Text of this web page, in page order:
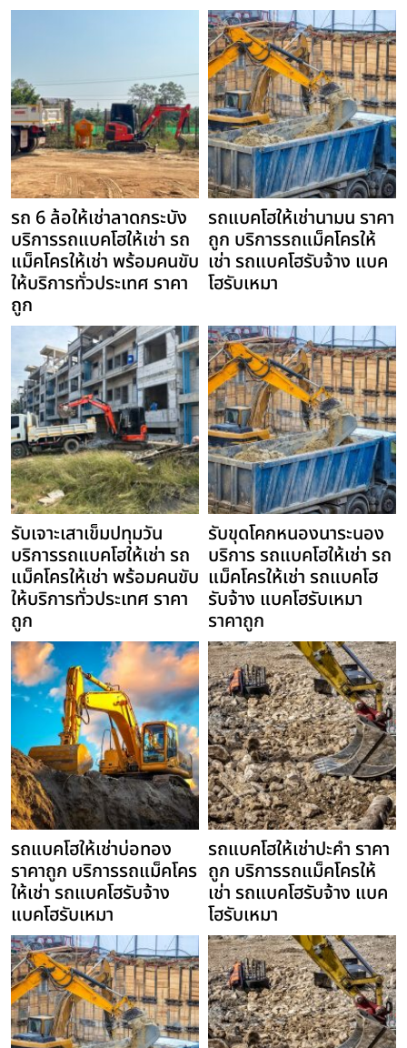
รถ 6 ล้อให้เช่าลาดกระบัง
บริการรถแบคโฮให้เช่า รถ
แม็คโครให้เช่า พร้อมคนขับ
ให้บริการทั่วประเทศ ราคา
ถูก
รถแบคโฮให้เช่านามน ราคา
ถูก บริการรถแม็คโครให้
เช่า รถแบคโฮรับจ้าง แบค
โฮรับเหมา
รับเจาะเสาเข็มปทุมวัน
บริการรถแบคโฮให้เช่า รถ
แม็คโครให้เช่า พร้อมคนขับ
ให้บริการทั่วประเทศ ราคา
ถูก
รับขุดโคกหนองนาระนอง
บริการ รถแบคโฮให้เช่า รถ
แม็คโครให้เช่า รถแบคโฮ
รับจ้าง แบคโฮรับเหมา
ราคาถูก
รถแบคโฮให้เช่าบ่อทอง
ราคาถูก บริการรถแม็คโคร
ให้เช่า รถแบคโฮรับจ้าง
แบคโฮรับเหมา
รถแบคโฮให้เช่าปะคำ ราคา
ถูก บริการรถแม็คโครให้
เช่า รถแบคโฮรับจ้าง แบค
โฮรับเหมา